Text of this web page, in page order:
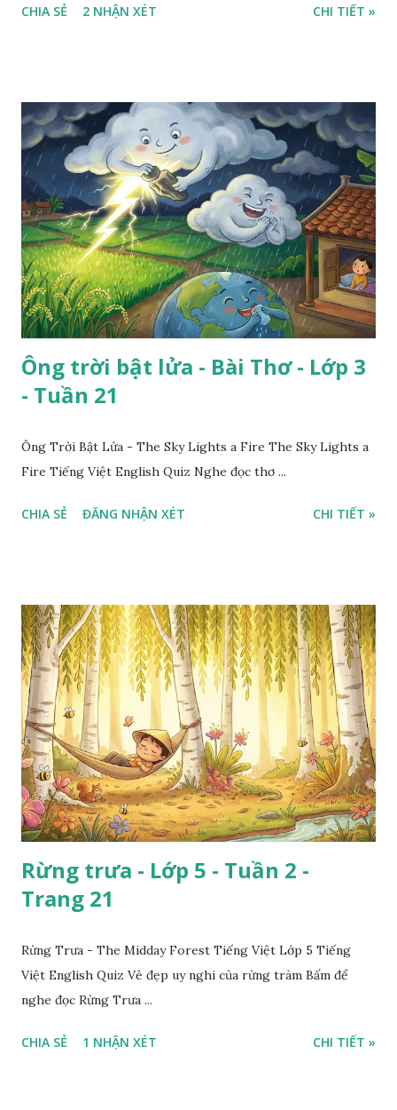
CHIA SẺ 2 NHẬN XÉT CHI TIẾT »
Ông trời bật lửa - Bài Thơ - Lớp 3
- Tuần 21
Ông Trời Bật Lửa - The Sky Lights a Fire The Sky Lights a
Fire Tiếng Việt English Quiz Nghe đọc thơ ...
CHIA SẺ ĐĂNG NHẬN XÉT CHI TIẾT »
Rừng trưa - Lớp 5 - Tuần 2 -
Trang 21
Rừng Trưa - The Midday Forest Tiếng Việt Lớp 5 Tiếng
Việt English Quiz Vẻ đẹp uy nghi của rừng tràm Bấm để
nghe đọc Rừng Trưa ...
CHIA SẺ 1 NHẬN XÉT CHI TIẾT »